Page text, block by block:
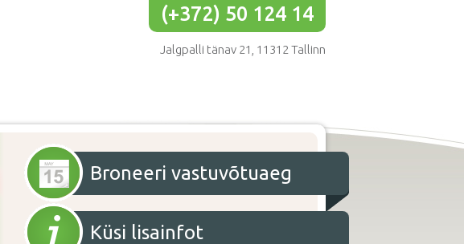
(+372) 50 124 14
Jalgpalli tänav 21, 11312 Tallinn
Broneeri vastuvõtuaeg
Küsi lisainfot